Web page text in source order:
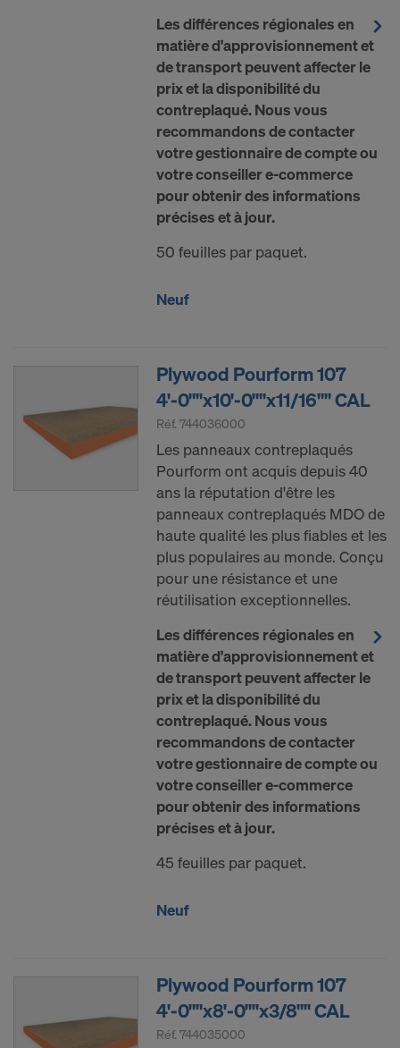
Les différences régionales en
matière d'approvisionnement et
de transport peuvent affecter le
prix et la disponibilité du
contreplaqué. Nous vous
recommandons de contacter
votre gestionnaire de compte ou
votre conseiller e-commerce
pour obtenir des informations
précises et à jour.
50 feuilles par paquet.
Neuf
Plywood Pourform 107
4'-0""x10'-0""x11/16"" CAL
Réf. 744036000
Les panneaux contreplaqués
Pourform ont acquis depuis 40
ans la réputation d'être les
panneaux contreplaqués MDO de
haute qualité les plus fiables et les
plus populaires au monde. Conçu
pour une résistance et une
réutilisation exceptionnelles.
Les différences régionales en
matière d'approvisionnement et
de transport peuvent affecter le
prix et la disponibilité du
contreplaqué. Nous vous
recommandons de contacter
votre gestionnaire de compte ou
votre conseiller e-commerce
pour obtenir des informations
précises et à jour.
45 feuilles par paquet.
Neuf
Plywood Pourform 107
4'-0""x8'-0""x3/8"" CAL
Réf. 744035000